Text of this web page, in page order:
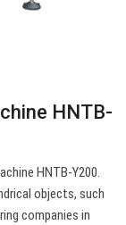
HNTB-
HNTB-Y200.
objects, such
companies in